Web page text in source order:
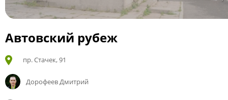
Автовский рубеж
пр. Стачек, 91
Дорофеев Дмитрий